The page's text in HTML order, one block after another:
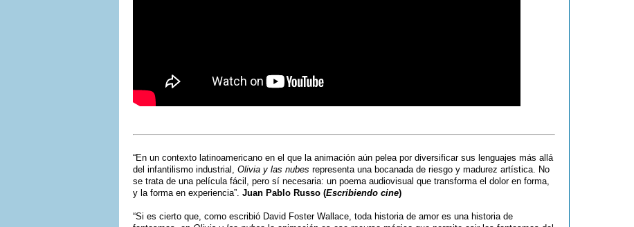
“En un contexto latinoamericano en el que la animación aún pelea por diversificar sus lenguajes más allá
del infantilismo industrial, Olivia y las nubes representa una bocanada de riesgo y madurez artística. No
se trata de una película fácil, pero sí necesaria: un poema audiovisual que transforma el dolor en forma,
y la forma en experiencia”. Juan Pablo Russo (Escribiendo cine)
“Si es cierto que, como escribió David Foster Wallace, toda historia de amor es una historia de